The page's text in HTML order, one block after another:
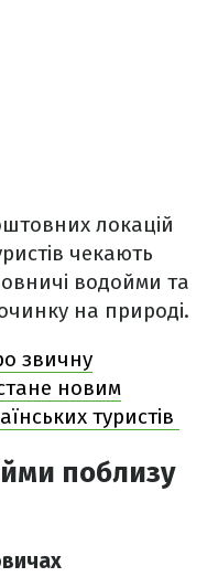
локацій
чекають
водойми та
на природі.
звичну
новим
туристів
поблизу